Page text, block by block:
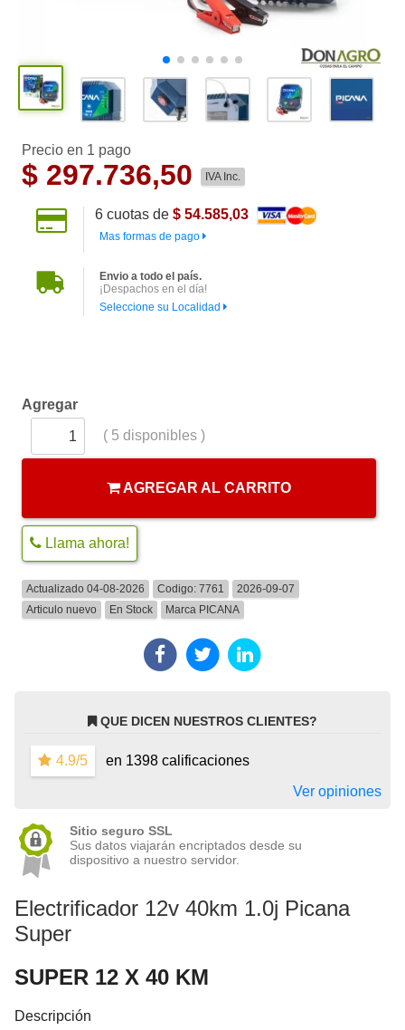
Precio en 1 pago
$ 297.736,50 IVA Inc.
6cuotas de $ 54.585,03
Mas formas de pago
Envio a todo el país.
¡Despachos en el día!
Seleccione su Localidad
Agregar
( 5disponibles )
AGREGAR AL CARRITO
Llama ahora!
Actualizado 04-08-2026 Codigo:7761
2026-09-07
Articulo nuevo
En Stock Marca PICANA
QUE DICEN NUESTROS CLIENTES?
4.9/5
en 1398 calificaciones
Ver opiniones
Sitio seguro SSL
Sus datos viajarán encriptados desde su
dispositivo a nuestro servidor.
Electrificador 12v 40km 1.0j Picana
Super
SUPER 12 X 40 KM
Descripción